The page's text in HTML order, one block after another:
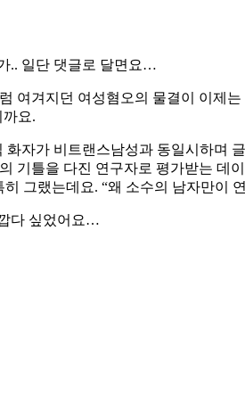
.. 일단 댓글로 달면요…
여겨지던 여성혐오의 물결이 이제
요.
자가 비트랜스남성과 동일시하며
기틀을 다진 연구자로 평가받는
그랬는데요. “왜 소수의 남자만이
다 싶었어요…